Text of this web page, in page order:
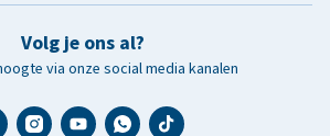
Volg je ons al?
via onze social media kanalen